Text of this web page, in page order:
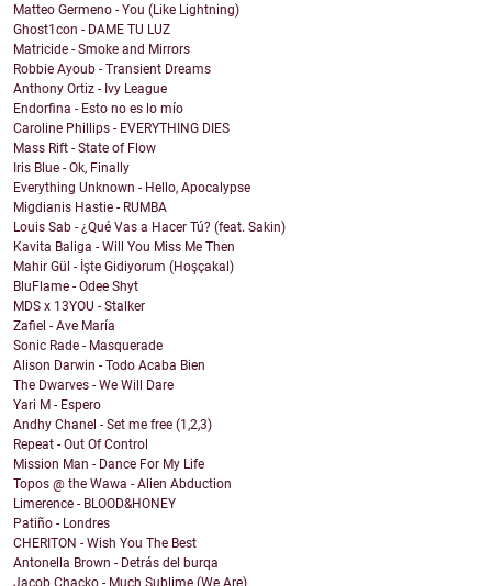
Matteo Germeno - You (Like Lightning)
Ghost1con - DAME TU LUZ
Matricide - Smoke and Mirrors
Robbie Ayoub - Transient Dreams
Anthony Ortiz - Ivy League
Endorfina - Esto no es lo mío
Caroline Phillips - EVERYTHING DIES
Mass Rift - State of Flow
Iris Blue - Ok, Finally
Everything Unknown - Hello, Apocalypse
Migdianis Hastie - RUMBA
Louis Sab - ¿Qué Vas a Hacer Tú? (feat. Sakin)
Kavita Baliga - Will You Miss Me Then
Mahir Gül - İşte Gidiyorum (Hoşçakal)
BluFlame - Odee Shyt
MDS x 13YOU - Stalker
Zafiel - Ave María
Sonic Rade - Masquerade
Alison Darwin - Todo Acaba Bien
The Dwarves - We Will Dare
Yari M - Espero
Andhy Chanel - Set me free (1,2,3)
Repeat - Out Of Control
Mission Man - Dance For My Life
Topos @ the Wawa - Alien Abduction
Limerence - BLOOD&HONEY
Patiño - Londres
CHERITON - Wish You The Best
Antonella Brown - Detrás del burqa
Jacob Chacko - Much Sublime (We Are)